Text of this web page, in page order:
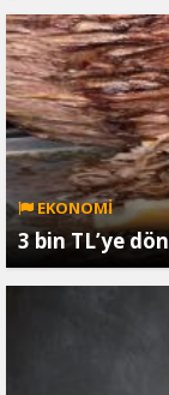
EKONOMİ
3 bin TL’ye